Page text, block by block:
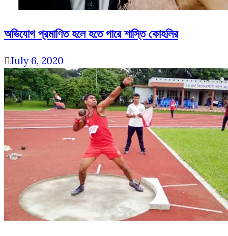
অভিযোগ প্রমাণিত হলে হতে পারে শাস্তি কোহলির
July 6, 2020